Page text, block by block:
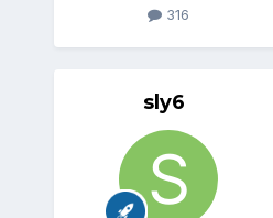
316
sly6